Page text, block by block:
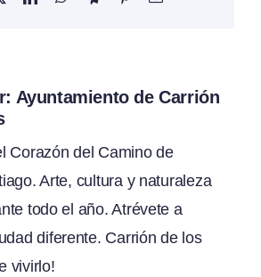
Ayuntamiento de Carrión
Corazón del Camino de
Arte, cultura y naturaleza
todo el año. Atrévete a
diferente. Carrión de los
vivirlo!